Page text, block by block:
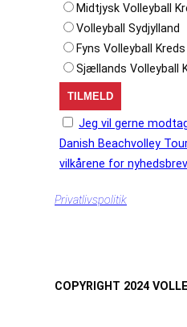
Midtjysk Volleyball
Volleyball Sydjylland
Fyns Volleyball Kreds
Sjællands Volleyball
Jeg vil gerne
Danish Beachvolley
vilkårene for
Privatlivspolitik
COPYRIGHT 2024